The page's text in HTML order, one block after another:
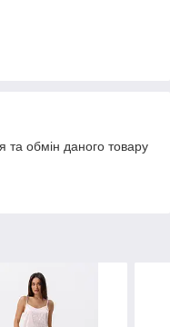
обмін даного товару